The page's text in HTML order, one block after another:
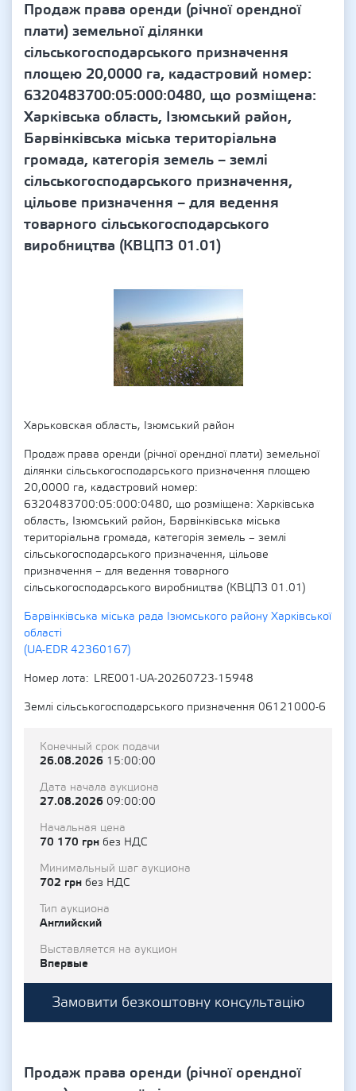
Продаж права оренди (річної орендної
плати) земельної ділянки
сільськогосподарського призначення
площею 20,0000 га, кадастровий номер:
6320483700:05:000:0480, що розміщена:
Харківська область, Ізюмський район,
Барвінківська міська територіальна
громада, категорія земель – землі
сільськогосподарського призначення,
цільове призначення – для ведення
товарного сільськогосподарського
виробництва (КВЦПЗ 01.01)
Харьковская область, Ізюмський район
Продаж права оренди (річної орендної плати) земельної
ділянки сільськогосподарського призначення площею
20,0000 га, кадастровий номер:
6320483700:05:000:0480, що розміщена: Харківська
область, Ізюмський район, Барвінківська міська
територіальна громада, категорія земель – землі
сільськогосподарського призначення, цільове
призначення – для ведення товарного
сільськогосподарського виробництва (КВЦПЗ 01.01)
Барвінківська міська рада Ізюмського району Харківської
області
(UA-EDR 42360167)
Номер лота
LRE001-UA-20260723-15948
Землі сільськогосподарського призначення 06121000-6
Конечный срок подачи
26.08.2026 15:00:00
Дата начала аукциона
27.08.2026 09:00:00
Начальная цена
70 170 грн без НДС
Минимальный шаг аукциона
702 грн без НДС
Тип аукциона
Английский
Выставляется на аукцион
Впервые
Замовити безкоштовну консультацію
Продаж права оренди (річної орендної